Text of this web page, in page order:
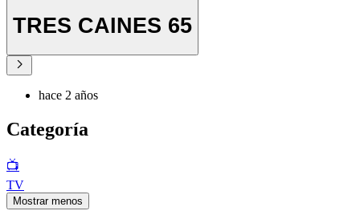
TRES CAINES 65
hace 2 años
Categoría
📺
TV
Mostrar menos